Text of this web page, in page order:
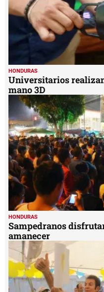
HONDURAS
Universitarios
mano 3D
HONDURAS
Sampedranos
amanecer